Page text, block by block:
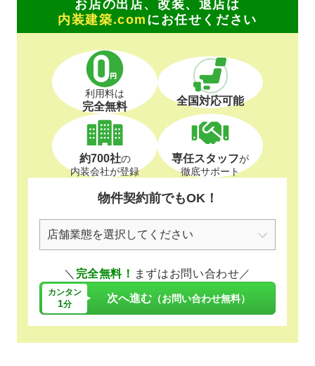
お店の出店、改装、退店は
内装建築.com にお任せください
利用料は
完全無料 全国対応可能
約700社の
内装会社が登録
専任スタッフが
徹底サポート
物件契約前でもOK！
＼ 完全無料！ まずはお問い合わせ／
カンタン
1分 次へ進む （お問い合わせ無料）